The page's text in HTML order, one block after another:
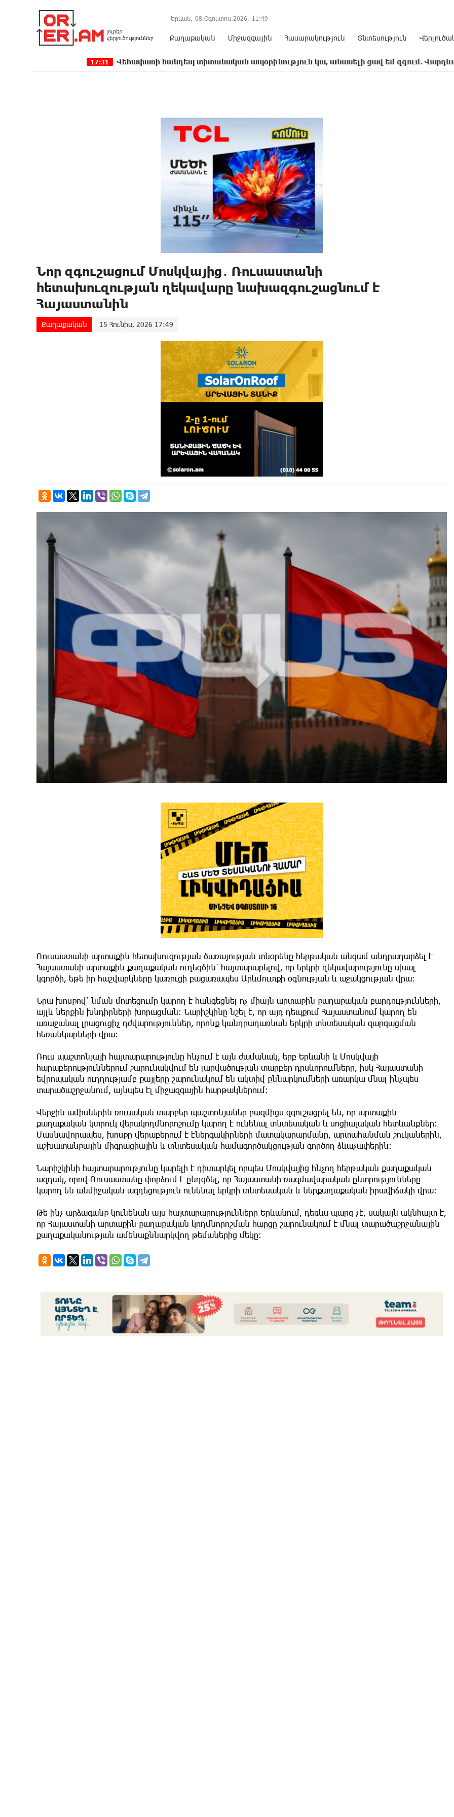
Երևան, 08.Օգոստոս.2026, 11 :49
Քաղաքական Միջազգային Հասարակություն Տնտեսություն
Վեհափառի հանդեպ տիտանական ապօրինություն կա, անասելի ցավ եմ զգում. Վարդևանյան
Նոր զգուշացում Մոսկվայից․ Ռուսաստանի
հետախուզության ղեկավարը նախազգուշացնում է
Հայաստանին
Քաղաքական 15 Հունիս, 2026 17:49
Ռուսաստանի արտաքին հետախուզության ծառայության տնօրենը հերթական անգամ անդրադարձել է
Հայաստանի արտաքին քաղաքական ուղեգծին՝ հայտարարելով, որ երկրի ղեկավարությունը սխալ
կգործի, եթե իր հաշվարկները կառուցի բացառապես Արևմուտքի օգնության և աջակցության վրա։
Նրա խոսքով՝ նման մոտեցումը կարող է հանգեցնել ոչ միայն արտաքին քաղաքական բարդությունների,
այլև ներքին խնդիրների խորացման։ Նարիշկինը նշել է, որ այդ դեպքում Հայաստանում կարող են
առաջանալ լրացուցիչ դժվարություններ, որոնք կանդրադառնան երկրի տնտեսական զարգացման
հեռանկարների վրա։
Ռուս պաշտոնյայի հայտարարությունը հնչում է այն ժամանակ, երբ Երևանի և Մոսկվայի
հարաբերություններում շարունակվում են լարվածության տարբեր դրսևորումները, իսկ Հայաստանի
եվրոպական ուղղությամբ քայլերը շարունակում են ակտիվ քննարկումների առարկա մնալ ինչպես
տարածաշրջանում, այնպես էլ միջազգային հարթակներում։
Վերջին ամիսներին ռուսական տարբեր պաշտոնյաներ բազմիցս զգուշացրել են, որ արտաքին
քաղաքական կտրուկ վերակողմնորոշումը կարող է ունենալ տնտեսական և սոցիալական հետևանքներ։
Մասնավորապես, խոսքը վերաբերում է էներգակիրների մատակարարմանը, արտահանման շուկաներին,
աշխատանքային միգրացիային և տնտեսական համագործակցության գործող ձևաչափերին։
Նարիշկինի հայտարարությունը կարելի է դիտարկել որպես Մոսկվայից հնչող հերթական քաղաքական
ազդակ, որով Ռուսաստանը փորձում է ընդգծել, որ Հայաստանի ռազմավարական ընտրությունները
կարող են անմիջական ազդեցություն ունենալ երկրի տնտեսական և ներքաղաքական իրավիճակի վրա։
Թե ինչ արձագանք կունենան այս հայտարարությունները Երևանում, դեռևս պարզ չէ, սակայն ակնհայտ է,
որ Հայաստանի արտաքին քաղաքական կողմնորոշման հարցը շարունակում է մնալ տարածաշրջանային
քաղաքականության ամենաքննարկվող թեմաներից մեկը։